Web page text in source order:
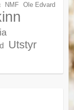
NMF
Ole Edvard
Utstyr